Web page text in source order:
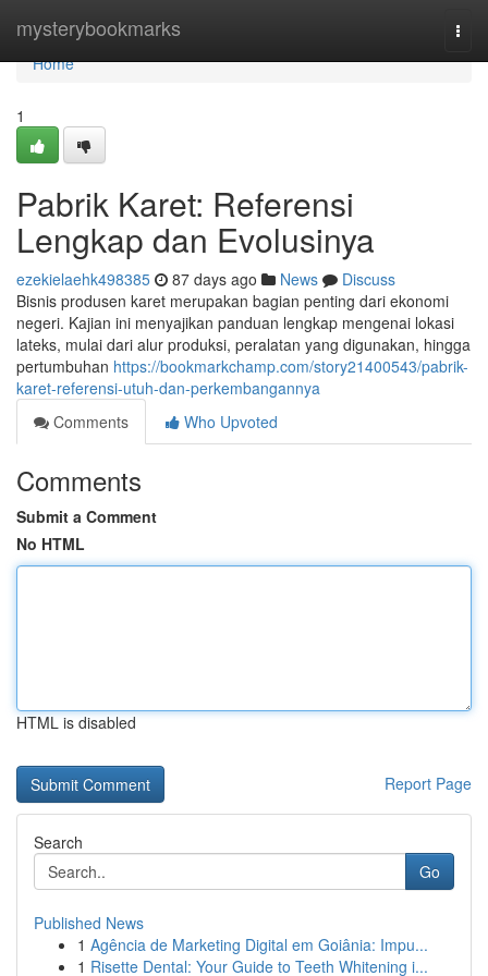
mysterybookmarks
Home
Home
1
Pabrik Karet: Referensi
Lengkap dan Evolusinya
ezekielaehk498385 87 days ago News
Discuss
Bisnis produsen karet merupakan bagian penting dari ekonomi
negeri. Kajian ini menyajikan panduan lengkap mengenai lokasi
lateks, mulai dari alur produksi, peralatan yang digunakan, hingga
pertumbuhan https://bookmarkchamp.com/story21400543/pabrik-
karet-referensi-utuh-dan-perkembangannya
Comments
Who Upvoted
Comments
Submit a Comment
No HTML
HTML is disabled
Report Page
Search
Go
Published News
1 Agência de Marketing Digital em Goiânia: Impu...
1 Risette Dental: Your Guide to Teeth Whitening i...